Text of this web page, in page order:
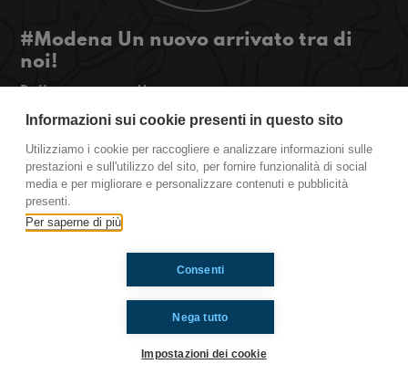
#Modena Un nuovo arrivato tra di
noi!
Tra di noi è arrivato un nuovo ragazzo! Per
scoprire chi è ascoltateci!
Firenze Modena Carpi Benevento
Ti è piaciuto? Condividilo!
Informazioni sui cookie presenti in questo sito
Utilizziamo i cookie per raccogliere e analizzare informazioni sulle
prestazioni e sull'utilizzo del sito, per fornire funzionalità di social
media e per migliorare e personalizzare contenuti e pubblicità
presenti.
Per saperne di più
Nega tutto
Consenti
Impostazioni dei cookie